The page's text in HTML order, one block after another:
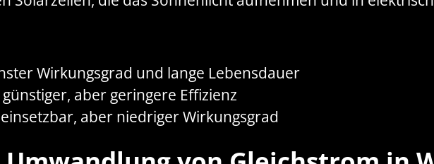
Wirkungsgrad und lange Lebensdauer
günstiger, aber geringere Effizienz
aber niedriger Wirkungsgrad